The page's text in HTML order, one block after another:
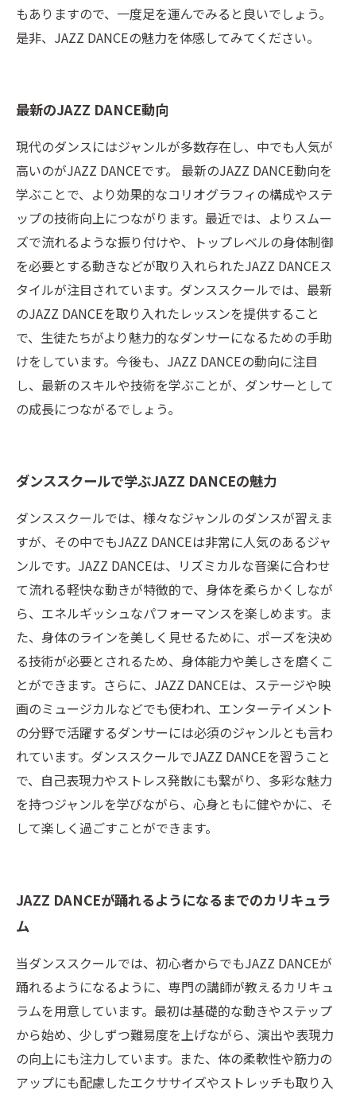
もありますので、一度足を運んでみると良いでしょう。
是非、JAZZ DANCEの魅力を体感してみてください。
最新のJAZZ DANCE動向
現代のダンスにはジャンルが多数存在し、中でも人気が
高いのがJAZZ DANCEです。 最新のJAZZ DANCE動向を
学ぶことで、より効果的なコリオグラフィの構成やステ
ップの技術向上につながります。最近では、よりスムー
ズで流れるような振り付けや、トップレベルの身体制御
を必要とする動きなどが取り入れられたJAZZ DANCEス
タイルが注目されています。ダンススクールでは、最新
のJAZZ DANCEを取り入れたレッスンを提供すること
で、生徒たちがより魅力的なダンサーになるための手助
けをしています。今後も、JAZZ DANCEの動向に注目
し、最新のスキルや技術を学ぶことが、ダンサーとして
の成長につながるでしょう。
ダンススクールで学ぶJAZZ DANCEの魅力
ダンススクールでは、様々なジャンルのダンスが習えま
すが、その中でもJAZZ DANCEは非常に人気のあるジャ
ンルです。JAZZ DANCEは、リズミカルな音楽に合わせ
て流れる軽快な動きが特徴的で、身体を柔らかくしなが
ら、エネルギッシュなパフォーマンスを楽しめます。ま
た、身体のラインを美しく見せるために、ポーズを決め
る技術が必要とされるため、身体能力や美しさを磨くこ
とができます。さらに、JAZZ DANCEは、ステージや映
画のミュージカルなどでも使われ、エンターテイメント
の分野で活躍するダンサーには必須のジャンルとも言わ
れています。ダンススクールでJAZZ DANCEを習うこと
で、自己表現力やストレス発散にも繋がり、多彩な魅力
を持つジャンルを学びながら、心身ともに健やかに、そ
して楽しく過ごすことができます。
JAZZ DANCEが踊れるようになるまでのカリキュラ
ム
当ダンススクールでは、初心者からでもJAZZ DANCEが
踊れるようになるように、専門の講師が教えるカリキュ
ラムを用意しています。最初は基礎的な動きやステップ
から始め、少しずつ難易度を上げながら、演出や表現力
の向上にも注力しています。また、体の柔軟性や筋力の
アップにも配慮したエクササイズやストレッチも取り入